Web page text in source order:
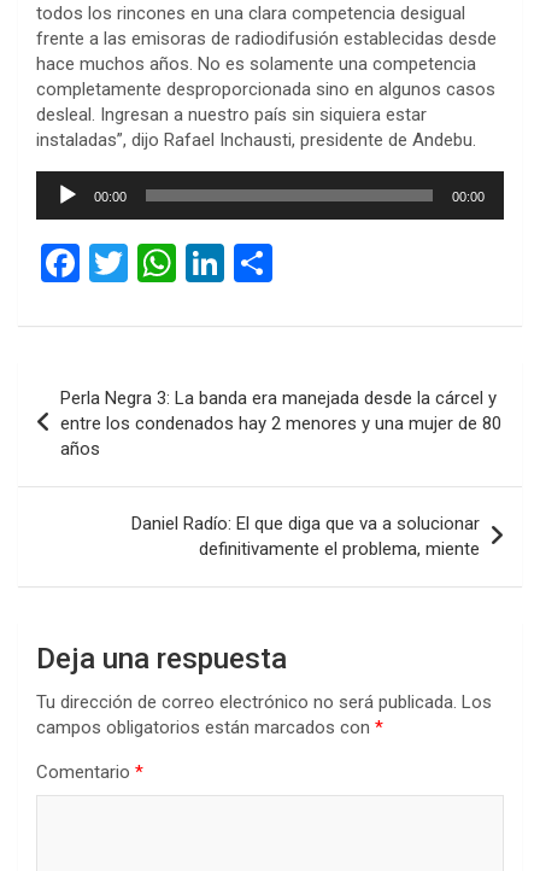
todos los rincones en una clara competencia desigual
frente a las emisoras de radiodifusión establecidas desde
hace muchos años. No es solamente una competencia
completamente desproporcionada sino en algunos casos
desleal. Ingresan a nuestro país sin siquiera estar
instaladas”, dijo Rafael Inchausti, presidente de Andebu.
Reproductor
00:00 00:00
F
ce
o
o
k
T
tt
W
at
A
p
Li
ke
n
m
ar
de
entradas
Perla Negra 3: La banda era manejada desde la cárcel y
entre los condenados hay 2 menores y una mujer de 80
años
Daniel Radío: El que diga que va a solucionar
definitivamente el problema, miente
Deja una respuesta
Tu dirección de correo electrónico no será publicada. Los
campos obligatorios están marcados con *
Comentario *